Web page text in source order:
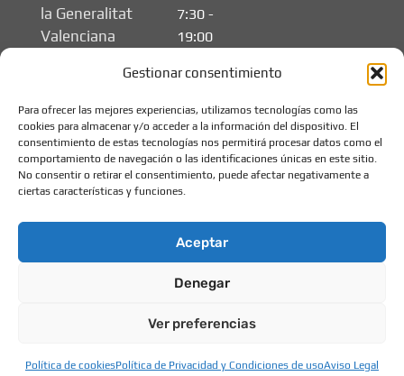
Gestionar consentimiento
Para ofrecer las mejores experiencias, utilizamos tecnologías como las
cookies para almacenar y/o acceder a la información del dispositivo. El
consentimiento de estas tecnologías nos permitirá procesar datos como el
comportamiento de navegación o las identificaciones únicas en este sitio.
No consentir o retirar el consentimiento, puede afectar negativamente a
ciertas características y funciones.
Aceptar
Denegar
Ver preferencias
Política de cookiesPolítica de Privacidad y Condiciones de usoAviso Legal
la Generalitat
Valenciana
7:30 -
19:00
© 2026 Els Xiquets -
Política de cookies